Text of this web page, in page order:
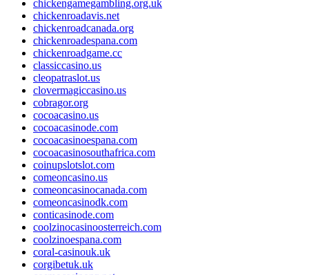
chickengamegambling.org.uk
chickenroadavis.net
chickenroadcanada.org
chickenroadespana.com
chickenroadgame.cc
classiccasino.us
cleopatraslot.us
clovermagiccasino.us
cobragor.org
cocoacasino.us
cocoacasinode.com
cocoacasinoespana.com
cocoacasinosouthafrica.com
coinupslotslot.com
comeoncasino.us
comeoncasinocanada.com
comeoncasinodk.com
conticasinode.com
coolzinocasinoosterreich.com
coolzinoespana.com
coral-casinouk.uk
corgibetuk.uk